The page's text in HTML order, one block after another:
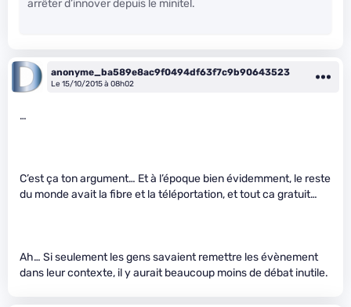
arrêter d’innover depuis le minitel.
anonyme_ba589e8ac9f0494df63f7c9b90643523
Le 15/10/2015 à 08h02
…
C’est ça ton argument… Et à l’époque bien évidemment, le reste
du monde avait la fibre et la téléportation, et tout ca gratuit…
Ah… Si seulement les gens savaient remettre les évènement
dans leur contexte, il y aurait beaucoup moins de débat inutile.